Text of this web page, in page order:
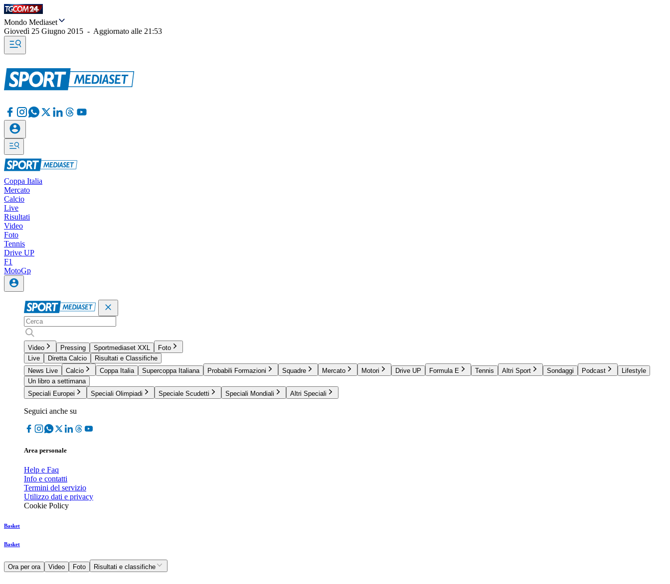
Mondo Mediaset
Giovedì 25 Giugno 2015 - Aggiornato alle 21:53
Coppa Italia
Mercato
Calcio
Live
Risultati
Video
Foto
Tennis
Drive UP
F1
MotoGp
Video Pressing Sportmediaset XXL
Foto
Live
Diretta Calcio
Risultati e Classifiche
News Live
Calcio Coppa Italia Supercoppa Italiana Probabili Formazioni Squadre Mercato Motori Drive UP Formula E Tennis Altri Sport Sondaggi Podcast
Lifestyle
Un libro a settimana
Speciali Europei
Speciali Olimpiadi Speciale Scudetti Speciali Mondiali Altri Speciali
Seguici anche su
Area personale
Help e Faq
Info e contatti
Termini del servizio
Utilizzo dati e privacy
Cookie Policy
Basket
Basket
Ora per ora Video Foto Risultati e classifiche